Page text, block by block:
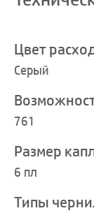
Цвет
Серый
761
Размер
6 пл
Типы